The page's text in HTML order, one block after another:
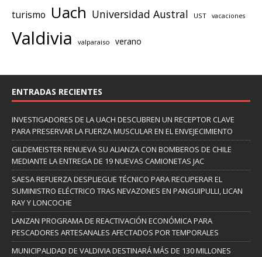
turismo Uach Universidad Austral UST vacaciones
Valdivia valparaiso verano
ENTRADAS RECIENTES
INVESTIGADORES DE LA UACH DESCUBREN UN RECEPTOR CLAVE
PARA PRESERVAR LA FUERZA MUSCULAR EN EL ENVEJECIMIENTO
GILDEMEISTER RENUEVA SU ALIANZA CON BOMBEROS DE CHILE
MEDIANTE LA ENTREGA DE 19 NUEVAS CAMIONETAS JAC
SAESA REFUERZA DESPLIEGUE TÉCNICO PARA RECUPERAR EL
SUMINISTRO ELÉCTRICO TRAS NEVAZONES EN PANGUIPULLI, LICAN
RAY Y LONCOCHE
LANZAN PROGRAMA DE REACTIVACIÓN ECONÓMICA PARA
PESCADORES ARTESANALES AFECTADOS POR TEMPORALES
MUNICIPALIDAD DE VALDIVIA DESTINARÁ MÁS DE 130 MILLONES